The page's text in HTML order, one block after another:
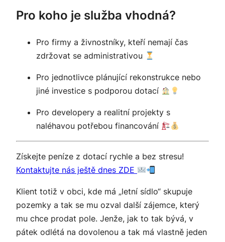
Pro koho je služba vhodná?
Pro firmy a živnostníky, kteří nemají čas
zdržovat se administrativou
Pro jednotlivce plánující rekonstrukce nebo
jiné investice s podporou dotací
Pro developery a realitní projekty s
naléhavou potřebou financování
Získejte peníze z dotací rychle a bez stresu!
Kontaktujte nás ještě dnes ZDE
Klient totiž v obci, kde má „letní sídlo“ skupuje
pozemky a tak se mu ozval další zájemce, který
mu chce prodat pole. Jenže, jak to tak bývá, v
pátek odlétá na dovolenou a tak má vlastně jeden